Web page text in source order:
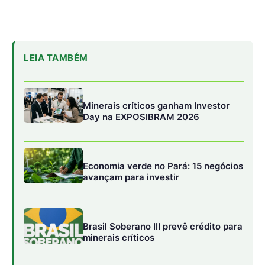
Valorizar o ribeirinho significa não apenas reconhecer
sua contribuição, mas também proporcionar-lhe as
crédito é um passo fundamental nesse processo. Com
linhas de financiamento adequadas, os ribeirinhos podem
investir em equipamentos, melhorar suas técnicas de
de crédito específicas podem incentivar práticas
sustentáveis, garantindo a preservação da floresta
amazônica e o uso responsável dos recursos naturais.